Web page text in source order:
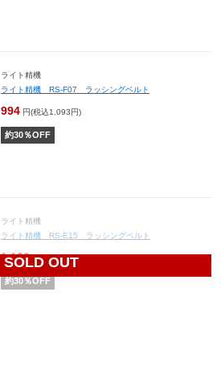
ライト精機
ライト精機 RS-F07 ラッシングベルト
994 円(税込1,093円)
約30％OFF
SOLD OUT
ライト精機
ライト精機 RS-E15 ラッシングベルト
1,120 円(税込1,232円)
約30％OFF